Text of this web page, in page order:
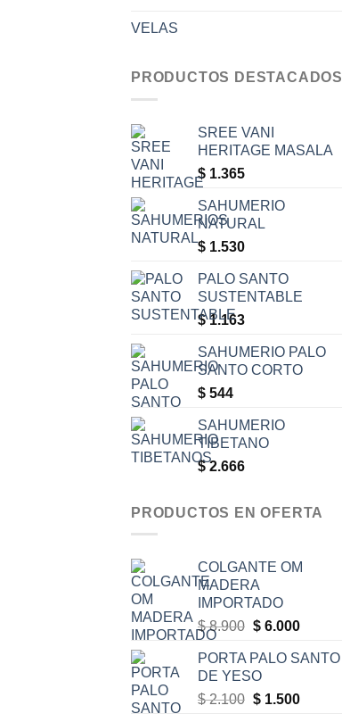
VELAS
PRODUCTOS DESTACADOS
SREE VANI
HERITAGE MASALA
$ 1.365
SAHUMERIO
NATURAL
$ 1.530
PALO SANTO
SUSTENTABLE
$1.163
SAHUMERIO PALO
SANTO CORTO
$ 544
SAHUMERIO
TIBETANO
$2.666
PRODUCTOS EN OFERTA
COLGANTE OM
MADERA
IMPORTADO
$8.900 Original
was:
$ 8.900.
$6.000Current
is:
PORTA PALO SANTO
DE YESO
$2.100 Original
$1.500Current